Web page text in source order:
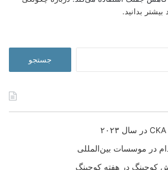
بدانید.
در موسسات بین‌المللی
در هفته کوچینگ